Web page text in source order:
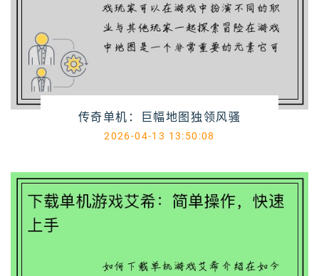
传奇单机：巨幅地图独领风骚
2026-04-13 13:50:08